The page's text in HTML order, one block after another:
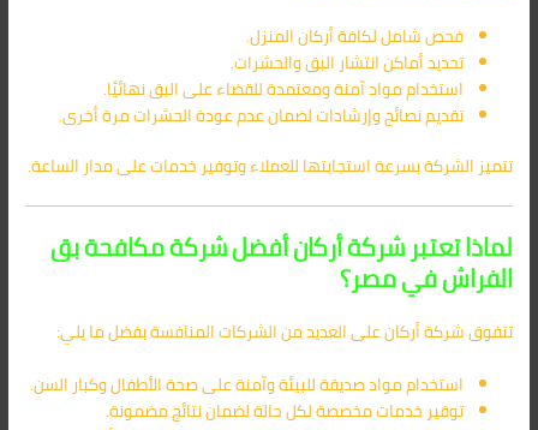
فحص شامل لكافة أركان المنزل.
تحديد أماكن انتشار البق والحشرات.
استخدام مواد آمنة ومعتمدة للقضاء على البق نهائيًا.
تقديم نصائح وإرشادات لضمان عدم عودة الحشرات مرة أخرى.
تتميز الشركة بسرعة استجابتها للعملاء وتوفير خدمات على مدار الساعة.
لماذا تعتبر شركة أركان أفضل شركة مكافحة بق
الفراش في مصر؟
تتفوق شركة أركان على العديد من الشركات المنافسة بفضل ما يلي:
استخدام مواد صديقة للبيئة وآمنة على صحة الأطفال وكبار السن.
توفير خدمات مخصصة لكل حالة لضمان نتائج مضمونة.